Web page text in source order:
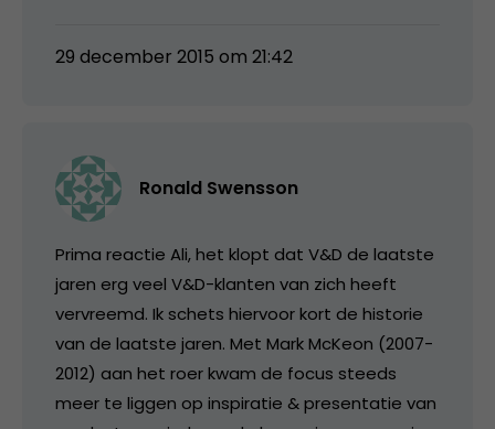
29 december 2015 om 21:42
Ronald Swensson
Prima reactie Ali, het klopt dat V&D de laatste
jaren erg veel V&D-klanten van zich heeft
vervreemd. Ik schets hiervoor kort de historie
van de laatste jaren. Met Mark McKeon (2007-
2012) aan het roer kwam de focus steeds
meer te liggen op inspiratie & presentatie van